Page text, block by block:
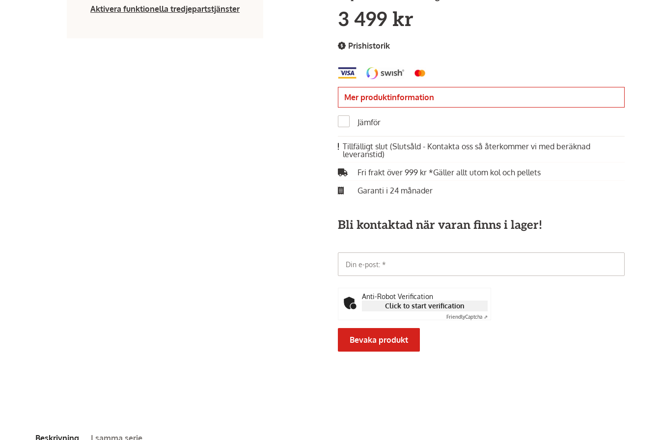
Aktivera funktionella tredjepartstjänster 3 499 kr
Prishistorik
Mer produktinformation
Jämför
Tillfälligt slut (Slutsåld - Kontakta oss så återkommer vi med beräknad
leveranstid)
Fri frakt över 999 kr *Gäller allt utom kol och pellets
Garanti i 24 månader
Bli kontaktad när varan finns i lager!
Din e-post:
Anti-Robot Verification
Click to start verification
FriendlyCaptcha ⇗
Bevaka produkt
Beskrivning I samma serie